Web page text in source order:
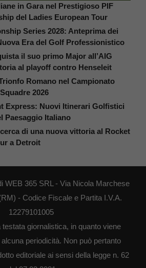
in Gara nel Prestigioso PIF
del Ladies European Tour
Series 2028: Anteprima dei
Era del Golf Professionistico
il suo primo Major all’AIG
al playoff contro Henseleit
Romano nel Campionato
2026
Express: Nuovi Itinerari Golfistici
Paesaggio Italiano
di una nuova vittoria al Rocket
a Detroit
WEB 365 SRL - Via Nicola Marchese
- Codice Fiscale e Partita I.V.A.
12279101005
testata giornalistica, in quanto viene
periodicità. Non può pertanto
editoriale ai sensi della legge n. 62